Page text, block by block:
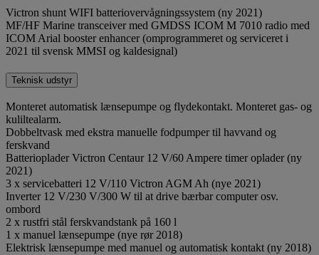
Victron shunt WIFI batteriovervågningssystem (ny 2021)
MF/HF Marine transceiver med GMDSS ICOM M 7010 radio med
ICOM Arial booster enhancer (omprogrammeret og serviceret i
2021 til svensk MMSI og kaldesignal)
Teknisk udstyr
Monteret automatisk lænsepumpe og flydekontakt. Monteret gas- og
kuliltealarm.
Dobbeltvask med ekstra manuelle fodpumper til havvand og
ferskvand
Batterioplader Victron Centaur 12 V/60 Ampere timer oplader (ny
2021)
3 x servicebatteri 12 V/110 Victron AGM Ah (nye 2021)
Inverter 12 V/230 V/300 W til at drive bærbar computer osv.
ombord
2 x rustfri stål ferskvandstank på 160 l
1 x manuel lænsepumpe (nye rør 2018)
Elektrisk lænsepumpe med manuel og automatisk kontakt (ny 2018)